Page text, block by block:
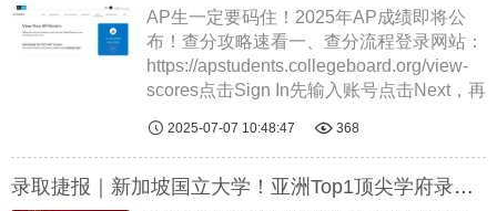
AP生一定要码住！2025年AP成绩即将公
布！查分攻略速看一、查分流程登录网站：
https://apstudents.collegeboard.org/view-
scores点击Sign In先输入账号点击Next，再
前以下三点需要额外注意！1、确保自己的
账号可登录：在7号成绩发布之前登录
Co...... 阅读全文
 2025-07-07 10:48:47  368
录取捷报｜新加坡国立大学！亚洲Top1顶尖学府录取！